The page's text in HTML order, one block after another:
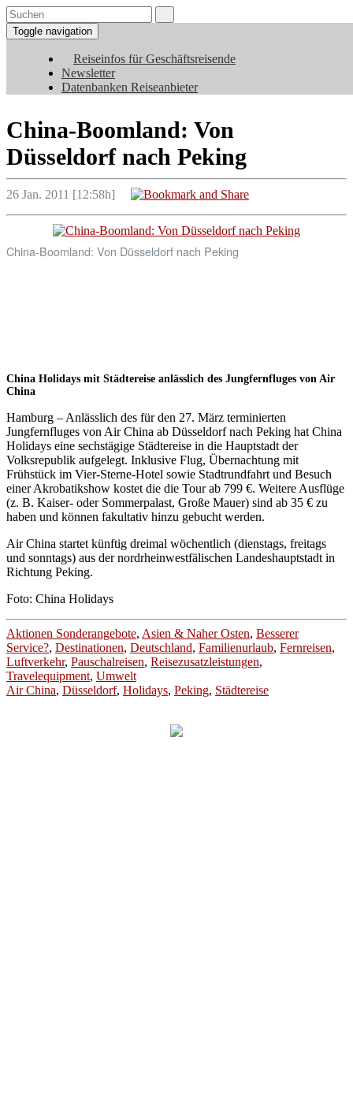
Toggle navigation
Reiseinfos für Geschäftsreisende
Newsletter
Datenbanken Reiseanbieter
China-Boomland: Von
Düsseldorf nach Peking
26 Jan. 2011 [12:58h]
China-Boomland: Von Düsseldorf nach Peking
China Holidays mit Städtereise anlässlich des Jungfernfluges von Air
China
Hamburg – Anlässlich des für den 27. März terminierten
Jungfernfluges von Air China ab Düsseldorf nach Peking hat China
Holidays eine sechstägige Städtereise in die Hauptstadt der
Volksrepublik aufgelegt. Inklusive Flug, Übernachtung mit
Frühstück im Vier-Sterne-Hotel sowie Stadtrundfahrt und Besuch
einer Akrobatikshow kostet die die Tour ab 799 €. Weitere Ausflüge
(z. B. Kaiser- oder Sommerpalast, Große Mauer) sind ab 35 € zu
haben und können fakultativ hinzu gebucht werden.
Air China startet künftig dreimal wöchentlich (dienstags, freitags
und sonntags) aus der nordrheinwestfälischen Landeshauptstadt in
Richtung Peking.
Foto: China Holidays
Aktionen Sonderangebote, Asien & Naher Osten, Besserer
Service?, Destinationen, Deutschland, Familienurlaub, Fernreisen,
Luftverkehr, Pauschalreisen, Reisezusatzleistungen,
Travelequipment, Umwelt
Air China, Düsseldorf, Holidays, Peking, Städtereise